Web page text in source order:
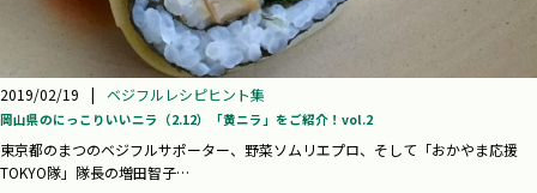
2019/02/19 | ベジフルレシピヒント集
岡山県のにっこりいいニラ（2.12）「黄ニラ」をご紹介！vol.2
東京都のまつのベジフルサポーター、野菜ソムリエプロ、そして「おかやま応援
TOKYO隊」隊長の増田智子…